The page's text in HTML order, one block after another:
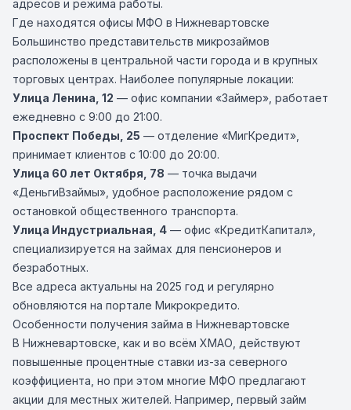
адресов и режима работы.
Где находятся офисы МФО в Нижневартовске
Большинство представительств микрозаймов
расположены в центральной части города и в крупных
торговых центрах. Наиболее популярные локации:
Улица Ленина, 12 — офис компании «Займер», работает
ежедневно с 9:00 до 21:00.
Проспект Победы, 25 — отделение «МигКредит»,
принимает клиентов с 10:00 до 20:00.
Улица 60 лет Октября, 78 — точка выдачи
«ДеньгиВзаймы», удобное расположение рядом с
остановкой общественного транспорта.
Улица Индустриальная, 4 — офис «КредитКапитал»,
специализируется на займах для пенсионеров и
безработных.
Все адреса актуальны на 2025 год и регулярно
обновляются на портале Микрокредито.
Особенности получения займа в Нижневартовске
В Нижневартовске, как и во всём ХМАО, действуют
повышенные процентные ставки из-за северного
коэффициента, но при этом многие МФО предлагают
акции для местных жителей. Например, первый займ